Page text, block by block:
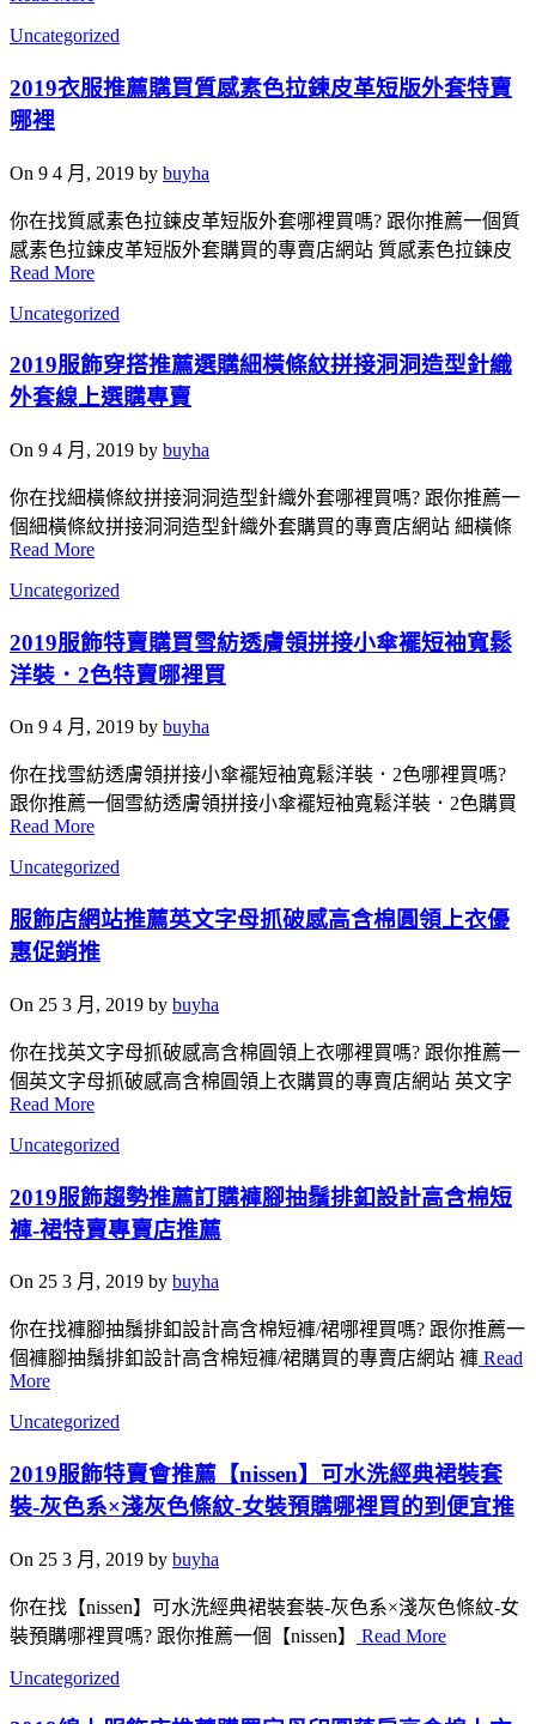
Uncategorized
2019衣服推薦購買質感素色拉鍊皮革短版外套特賣
哪裡
On 9 4 月, 2019 by buyha
你在找質感素色拉鍊皮革短版外套哪裡買嗎? 跟你推薦一個質
感素色拉鍊皮革短版外套購買的專賣店網站 質感素色拉鍊皮
Read More
Uncategorized
2019服飾穿搭推薦選購細橫條紋拼接洞洞造型針織
外套線上選購專賣
On 9 4 月, 2019 by buyha
你在找細橫條紋拼接洞洞造型針織外套哪裡買嗎? 跟你推薦一
個細橫條紋拼接洞洞造型針織外套購買的專賣店網站 細橫條
Read More
Uncategorized
2019服飾特賣購買雪紡透膚領拼接小傘襬短袖寬鬆
洋裝．2色特賣哪裡買
On 9 4 月, 2019 by buyha
你在找雪紡透膚領拼接小傘襬短袖寬鬆洋裝．2色哪裡買嗎?
跟你推薦一個雪紡透膚領拼接小傘襬短袖寬鬆洋裝．2色購買
Read More
Uncategorized
服飾店網站推薦英文字母抓破感高含棉圓領上衣優
惠促銷推
On 25 3 月, 2019 by buyha
你在找英文字母抓破感高含棉圓領上衣哪裡買嗎? 跟你推薦一
個英文字母抓破感高含棉圓領上衣購買的專賣店網站 英文字
Read More
Uncategorized
2019服飾趨勢推薦訂購褲腳抽鬚排釦設計高含棉短
褲-裙特賣專賣店推薦
On 25 3 月, 2019 by buyha
你在找褲腳抽鬚排釦設計高含棉短褲/裙哪裡買嗎? 跟你推薦一
個褲腳抽鬚排釦設計高含棉短褲/裙購買的專賣店網站 褲 Read
More
Uncategorized
2019服飾特賣會推薦【nissen】可水洗經典裙裝套
裝-灰色系×淺灰色條紋-女裝預購哪裡買的到便宜推
On 25 3 月, 2019 by buyha
你在找【nissen】可水洗經典裙裝套裝-灰色系×淺灰色條紋-女
裝預購哪裡買嗎? 跟你推薦一個【nissen】
Read More
Uncategorized